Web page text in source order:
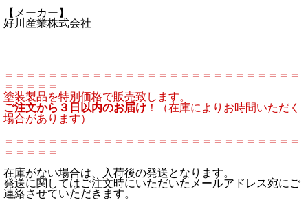
【メーカー】
好川産業株式会社
＝＝＝＝＝＝＝＝＝＝＝＝＝＝＝＝＝＝＝＝＝＝＝＝＝＝＝
＝＝＝＝＝
塗装製品を特別価格で販売致します。
ご注文から３日以内のお届け ！（在庫によりお時間いただく
場合があります）
＝＝＝＝＝＝＝＝＝＝＝＝＝＝＝＝＝＝＝＝＝＝＝＝＝＝＝
＝＝＝＝＝
在庫がない場合は、入荷後の発送となります。
発送に関してはご注文時にいただいたメールアドレス宛にご
連絡させていただきます。